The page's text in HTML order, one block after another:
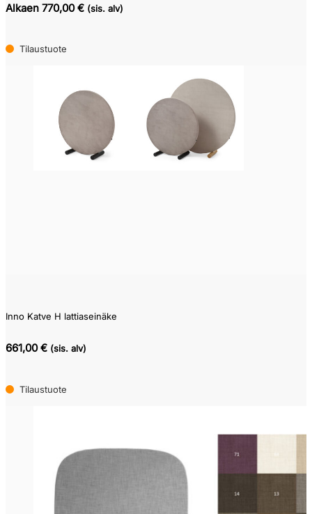
Tilaustuote(15)
Alkaen 770,00 € (sis. alv)
Tilaustuote
Inno Katve H lattiaseinäke
661,00 € (sis. alv)
Tilaustuote